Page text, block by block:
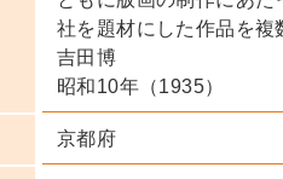
社を題材にした作品を複
吉田博
昭和10年（1935）
京都府